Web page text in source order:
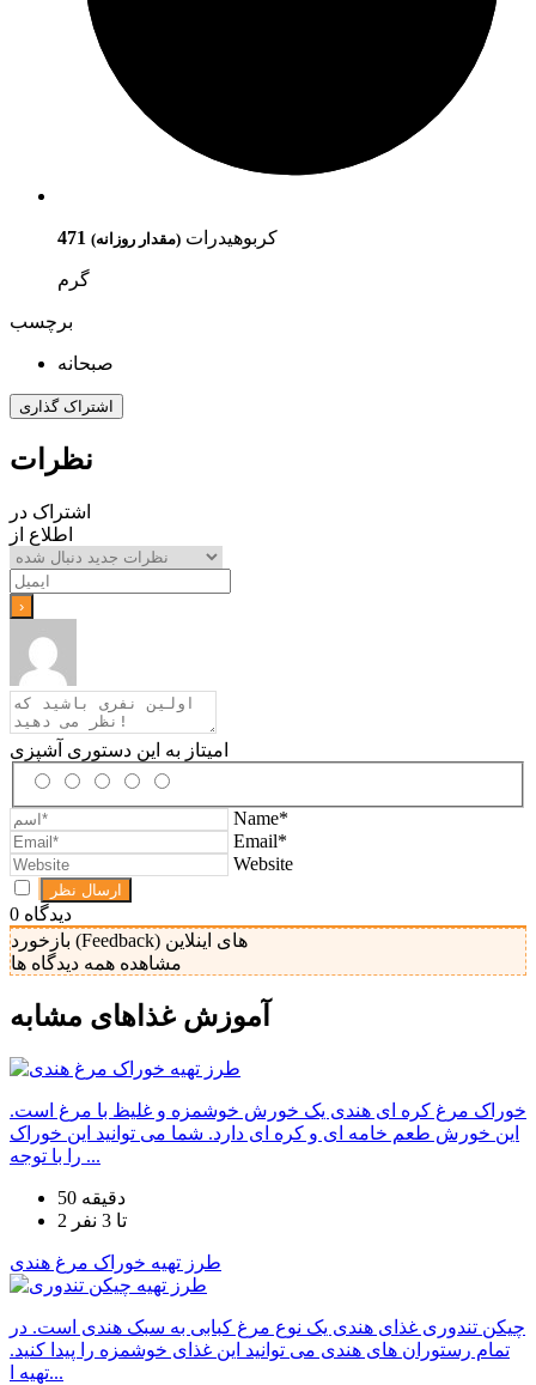
471 (مقدار روزانه) کربوهیدرات
گرم
برچسب
صبحانه
اشتراک گذاری
نظرات
اشتراک در
اطلاع از
امیتاز به این دستوری آشپزی
Name*
Email*
Website
0 دیدگاه
بازخورد (Feedback) های اینلاین
مشاهده همه دیدگاه ها
آموزش غذا‌های مشابه
خوراک مرغ کره ای هندی یک خورش خوشمزه و غلیظ با مرغ است.
این خورش طعم خامه ای و کره ای دارد. شما می توانید این خوراک
را با توجه ...
50 دقیقه
2 تا 3 نفر
طرز تهیه خوراک مرغ هندی
چیکن تندوری غذای هندی یک نوع مرغ کبابی به سبک هندی است. در
تمام رستوران های هندی می توانید این غذای خوشمزه را پیدا کنید.
تهیه ا...